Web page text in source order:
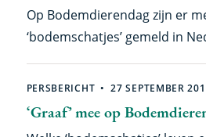
verstoring van de
internationaal team onder
Nederlands Instituut voor
publiceert dat deze week in
Op Bodemdierendag zijn er
‘bodemschatjes’ gemeld in
kunnen dus een belangrijke
algemene bodemdieren in
met het Centre for Soil
‘Graaf’ mee op
PERSBERICHT 27 SEPTEMBER